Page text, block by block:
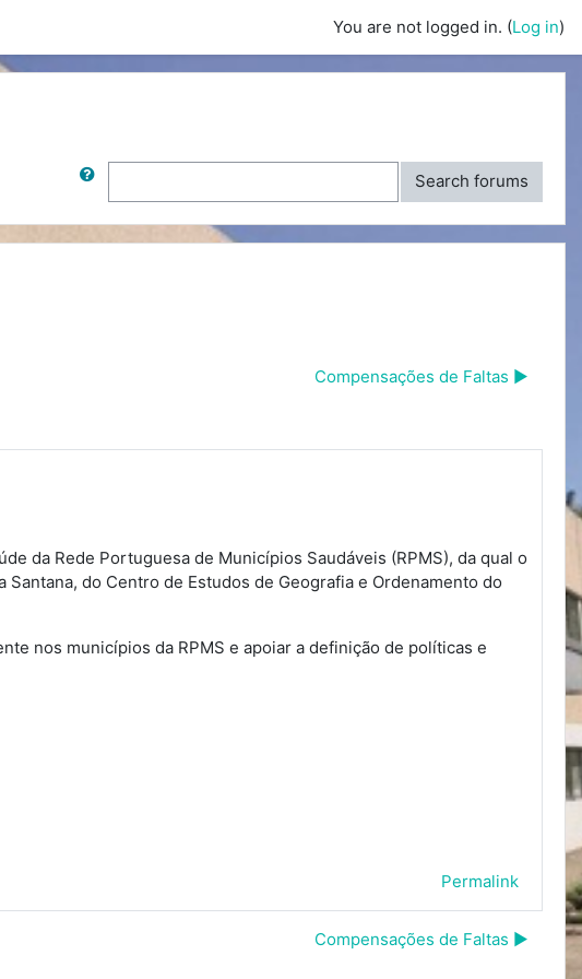
You are not logged in. (Log in)
Search forums
Compensações de Faltas ▶︎
da Rede Portuguesa de Municípios Saudáveis (RPMS), da qual o
do Centro de Estudos de Geografia e Ordenamento do
nos municípios da RPMS e apoiar a definição de políticas e
Permalink
Compensações de Faltas ▶︎